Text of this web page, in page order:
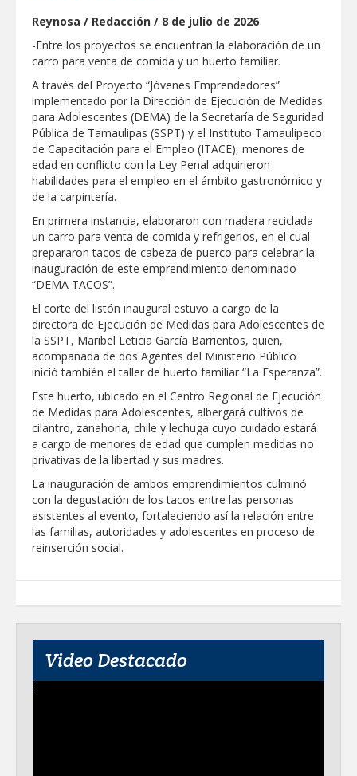
GOBIERNO MUNICIPAL ACERCA
“PRESIDENCIA CERQUITA DE TI”
Impulsa STPS ferias del empleo para
jóvenes en tres regiones de Tamaulipas
Felicitó Carlos Peña Ortiz a más de 390
egresados de la Universidad Tecnológica
de Tamaulipas Norte
CANTUROSAS INVIERTE EN
INFRAESTRUCTURA HÍDRICA PARA
GARANTIZAR UN MEJOR SERVICIO DE
AGUA POTABLE
Facilita DIF Tamaulipas trámite de
credencial y placas de circulación para
CARMEN LILIA CANTUROSAS
CONSOLIDA A NUEVO LAREDO COMO
REFERENTE DE ENERGÍA LIMPIA EN
TAMAULIPAS
Destacó Alcalde Carlos Peña Ortiz
respuesta inmediata de servicios
municipales ante tormenta
La UAT, Gobierno del Estado y
ganaderos consolidan proyecto “Carne
Tam
GOBIERNO MUNICIPAL INVITA A
CAMPAÑA DE TAMIZAJE AUDITIVO
GRATUITO PARA RECIÉN NACIDOS EN
CLÍNICA UNE NUEVA ERA
Senadora Maki Esther Ortiz Domínguez
Intensificó Municipio programa de
Reynosa / Redacción / 8 de julio de 2026
-Entre los proyectos se encuentran la elaboración de un
carro para venta de comida y un huerto familiar.
A través del Proyecto “Jóvenes Emprendedores”
implementado por la Dirección de Ejecución de Medidas
para Adolescentes (DEMA) de la Secretaría de Seguridad
Pública de Tamaulipas (SSPT) y el Instituto Tamaulipeco
de Capacitación para el Empleo (ITACE), menores de
edad en conflicto con la Ley Penal adquirieron
habilidades para el empleo en el ámbito gastronómico y
de la carpintería.
En primera instancia, elaboraron con madera reciclada
un carro para venta de comida y refrigerios, en el cual
prepararon tacos de cabeza de puerco para celebrar la
inauguración de este emprendimiento denominado
“DEMA TACOS”.
El corte del listón inaugural estuvo a cargo de la
directora de Ejecución de Medidas para Adolescentes de
la SSPT, Maribel Leticia García Barrientos, quien,
acompañada de dos Agentes del Ministerio Público
inició también el taller de huerto familiar “La Esperanza”.
Este huerto, ubicado en el Centro Regional de Ejecución
de Medidas para Adolescentes, albergará cultivos de
cilantro, zanahoria, chile y lechuga cuyo cuidado estará
a cargo de menores de edad que cumplen medidas no
privativas de la libertad y sus madres.
La inauguración de ambos emprendimientos culminó
con la degustación de los tacos entre las personas
asistentes al evento, fortaleciendo así la relación entre
las familias, autoridades y adolescentes en proceso de
reinserción social.
Video Destacado